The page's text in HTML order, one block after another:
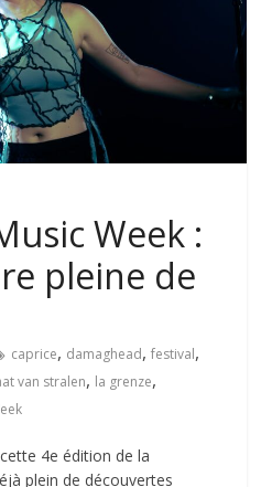
Week :
pleine de
caprice, damaghead,festival,
van stralen, la grenze,
4e édition de la
plein de découvertes